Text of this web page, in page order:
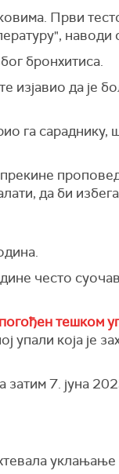
Први
наводи
бронхитиса.
изјавио да је
га
да би
често
погођен тешком
упали која је
затим 7. јуна